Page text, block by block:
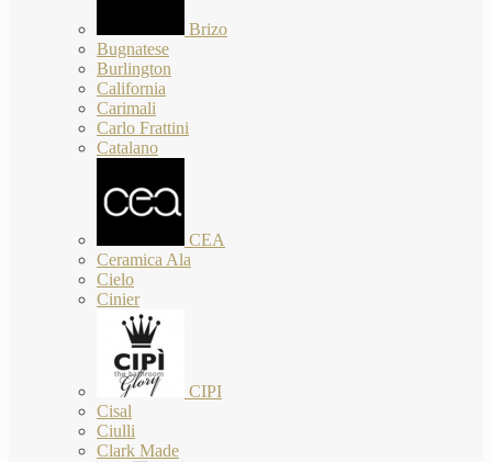
Brizo
Bugnatese
Burlington
California
Carimali
Carlo Frattini
Catalano
CEA
Ceramica Ala
Cielo
Cinier
CIPI
Cisal
Ciulli
Clark Made